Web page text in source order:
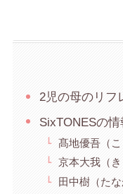
2児の母のリフ
SixTONESの
髙地優吾（こ
京本大我（き
田中樹（たな